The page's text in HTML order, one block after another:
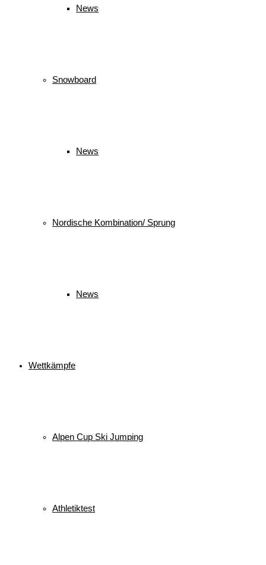
News
Snowboard
News
Nordische Kombination/ Sprung
News
Wettkämpfe
Alpen Cup Ski Jumping
Athletiktest